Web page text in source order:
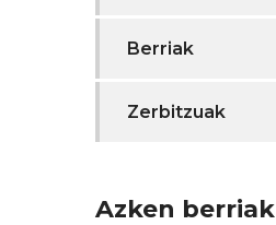
Berriak
Zerbitzuak
Azken berriak